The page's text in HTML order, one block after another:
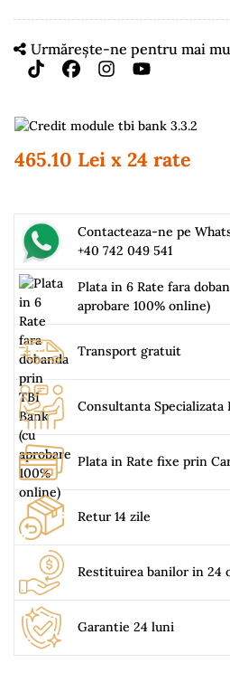
Urmărește-ne pentru mai
465.10 Lei x 24 rate
Contacteaza-ne pe
+40 742 049 541
Plata in 6 Rate fara
aprobare 100% online)
Transport gratuit
Consultanta Specializata
Plata in Rate fixe prin
Retur 14 zile
Restituirea banilor in 24
Garantie 24 luni